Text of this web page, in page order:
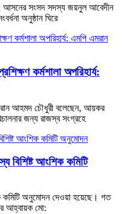
২ আসনের সংসদ সদস্য জয়নুল আবেদীন
অনুষ্ঠান ঘিরে
কর্মশালা অপরিহার্য:
আহমদ চৌধুরী বলেছেন, আয়কর
জন্য রাজস্ব সংগ্রহে
বিশিষ্ট আংশিক কমিটি
কমিটি অনুমোদন দেওয়া হয়েছে। গত
আহ্বায়ক মো: